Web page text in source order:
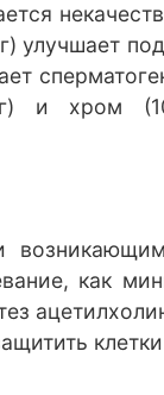
улучшает
и хром
как